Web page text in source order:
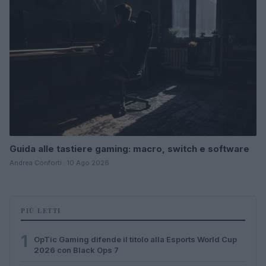
Guida alle tastiere gaming: macro, switch e software
Andrea Conforti · 10 Ago 2026
PIÙ LETTI
1
OpTic Gaming difende il titolo alla Esports World Cup
2026 con Black Ops 7